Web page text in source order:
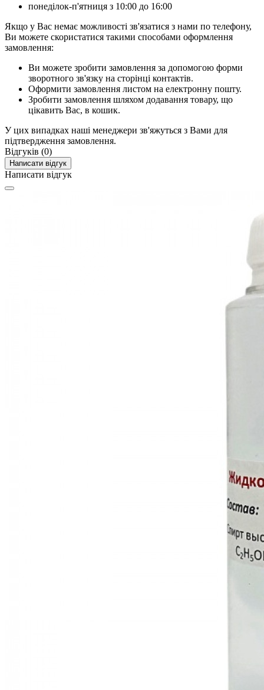
понеділок-п'ятниця з 10:00 до 16:00
Якщо у Вас немає можливості зв'язатися з нами по телефону,
Ви можете скористатися такими способами оформлення
замовлення:
Ви можете зробити замовлення за допомогою форми
зворотного зв'язку на сторінці контактів.
Оформити замовлення листом на електронну пошту.
Зробити замовлення шляхом додавання товару, що
цікавить Вас, в кошик.
У цих випадках наші менеджери зв'яжуться з Вами для
підтвердження замовлення.
Відгуків (0)
Написати відгук
Написати відгук